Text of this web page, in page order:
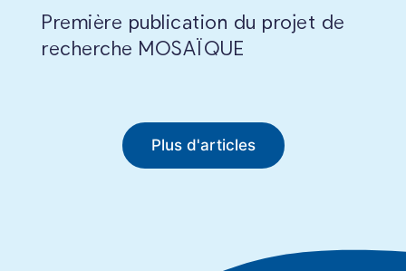
Première publication du projet de
recherche MOSAÏQUE
Plus d'articles